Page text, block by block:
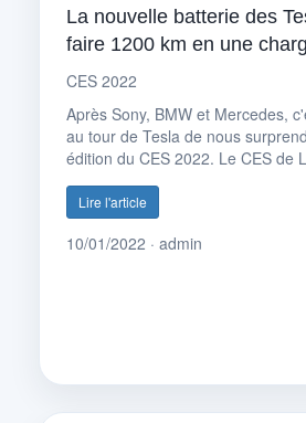
La nouvelle batterie des
faire 1200 km en une
CES 2022
Après Sony, BMW et Mercedes,
au tour de Tesla de nous
édition du CES 2022. Le CES de
Lire l'article
10/01/2022 · admin